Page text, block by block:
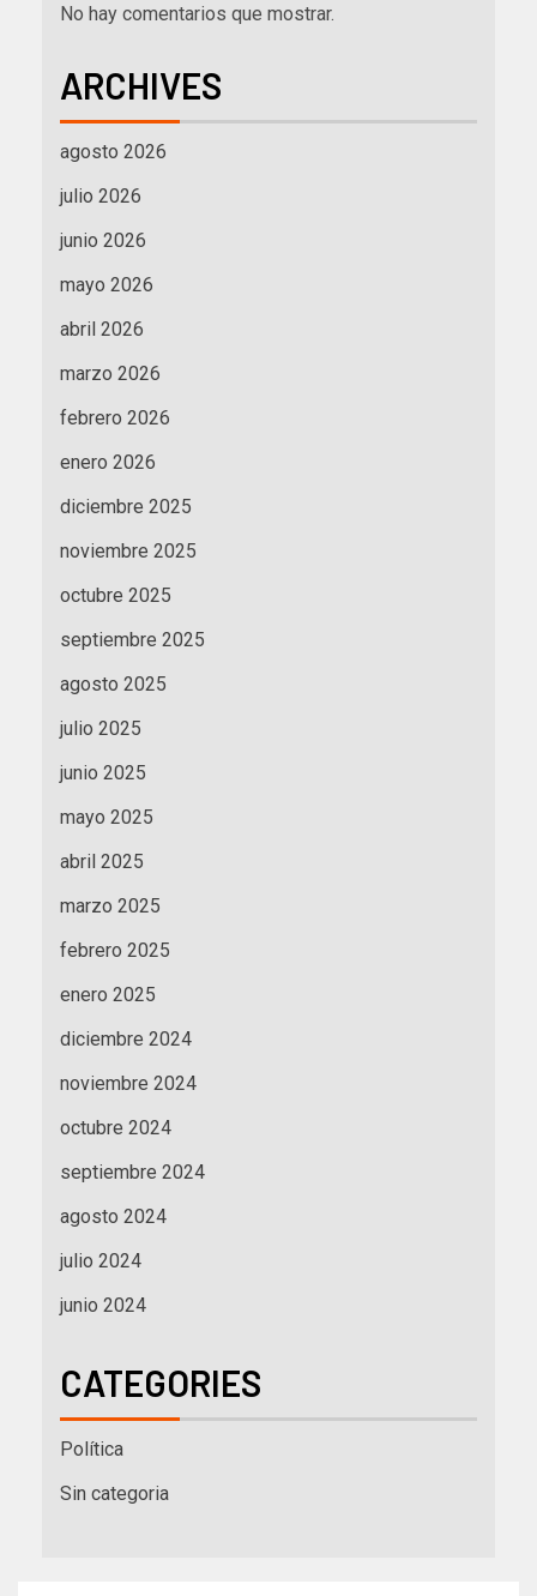
No hay comentarios que mostrar.
ARCHIVES
agosto 2026
julio 2026
junio 2026
mayo 2026
abril 2026
marzo 2026
febrero 2026
enero 2026
diciembre 2025
noviembre 2025
octubre 2025
septiembre 2025
agosto 2025
julio 2025
junio 2025
mayo 2025
abril 2025
marzo 2025
febrero 2025
enero 2025
diciembre 2024
noviembre 2024
octubre 2024
septiembre 2024
agosto 2024
julio 2024
junio 2024
CATEGORIES
Política
Sin categoria